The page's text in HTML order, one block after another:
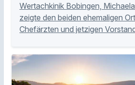
Wertachkinik Bobingen,
zeigte den beiden ehemaligen
Chefärzten und jetzigen